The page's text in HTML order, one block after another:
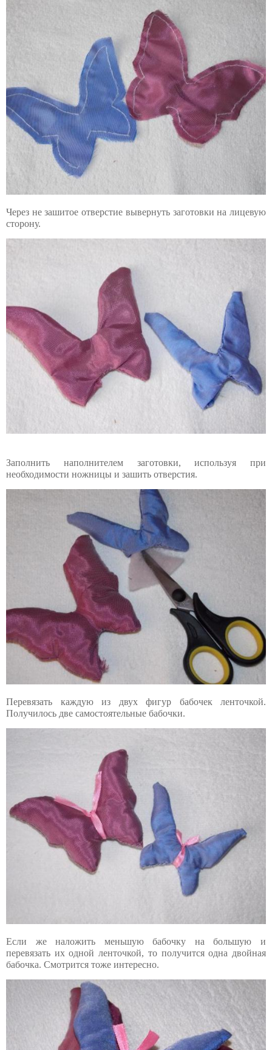
Через не зашитое отверстие вывернуть заготовки на лицевую
сторону.
Заполнить наполнителем заготовки, используя при
необходимости ножницы и зашить отверстия.
Перевязать каждую из двух фигур бабочек ленточкой.
Получилось две самостоятельные бабочки.
Если же наложить меньшую бабочку на большую и
перевязать их одной ленточкой, то получится одна двойная
бабочка. Смотрится тоже интересно.